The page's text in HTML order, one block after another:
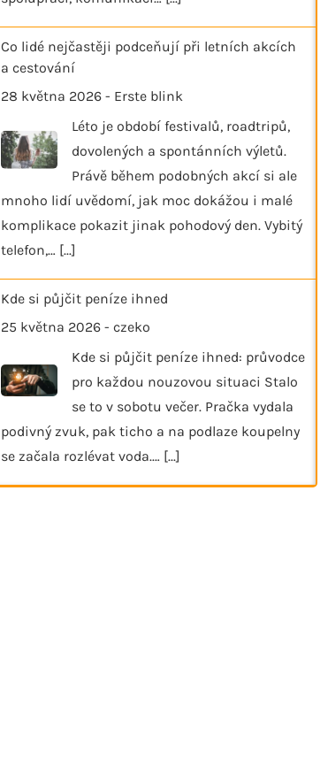
Co lidé nejčastěji podceňují při letních akcích
a cestování
28 května 2026 - Erste blink
Léto je období festivalů, roadtripů,
dovolených a spontánních výletů.
Právě během podobných akcí si ale
mnoho lidí uvědomí, jak moc dokážou i malé
komplikace pokazit jinak pohodový den. Vybitý
telefon,… [...]
Kde si půjčit peníze ihned
25 května 2026 - czeko
Kde si půjčit peníze ihned: průvodce
pro každou nouzovou situaci Stalo
se to v sobotu večer. Pračka vydala
podivný zvuk, pak ticho a na podlaze koupelny
se začala rozlévat voda.… [...]